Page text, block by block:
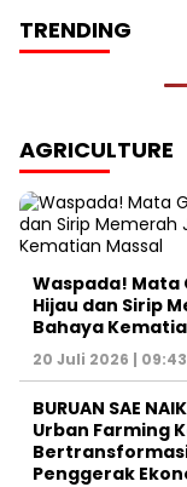
TRENDING
AGRICULTURE
Waspada! Mata
Hijau dan Sirip
Bahaya
20 Juli 2026 |
BURUAN SAE
Urban Farming
Penggerak